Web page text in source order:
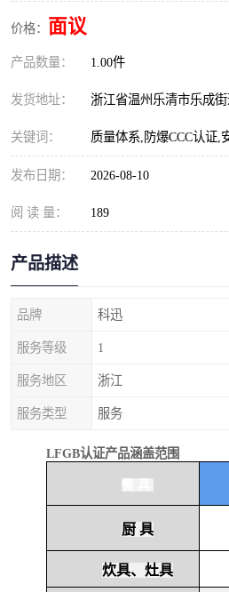
价格： 面议
产品数量： 1.00件
发货地址： 浙江省温州乐清市乐成
关键词： 质量体系,防爆CCC认证,
发布日期： 2026-08-10
阅 读 量： 189
产品描述
品牌 科迅
服务等级 1
服务地区 浙江
服务类型 服务
LFGB认证产品涵盖范围
厨 具
炊具、灶具